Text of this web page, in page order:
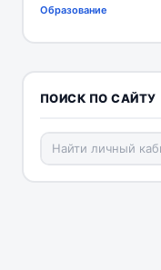
Образование
ПОИСК ПО САЙТУ